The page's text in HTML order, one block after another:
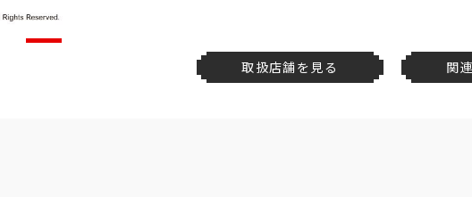
取扱店舗を見る 関